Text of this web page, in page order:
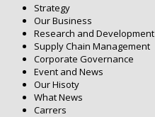
Strategy
Our Business
Research and Development
Supply Chain Management
Corporate Governance
Event and News
Our Hisoty
What News
Carrers